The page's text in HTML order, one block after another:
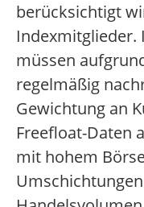
berücksichtigt
Indexmitglieder.
müssen
regelmäßig
Gewichtung an
Freefloat-Daten
mit hohem